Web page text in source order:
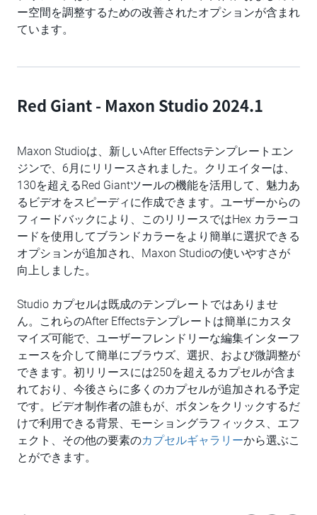
ー空間を調整するための改善されたオプションが含まれ
ています。
Red Giant - Maxon Studio 2024.1
Maxon Studioは、新しいAfter Effectsテンプレートエン
ジンで、6月にリリースされました。クリエイターは、
130を超えるRed Giantツールの機能を活用して、魅力あ
るビデオをスピーディに作成できます。ユーザーからの
フィードバックにより、このリリースではHex カラーコ
ードを使用してブランドカラーをより簡単に選択できる
オプションが追加され、Maxon Studioの使いやすさが
向上しました。
Studio カプセルは既成のテンプレートではありませ
ん。これらのAfter Effectsテンプレートは簡単にカスタ
マイズ可能で、ユーザーフレンドリーな編集インターフ
ェースを介して簡単にブラウズ、選択、および微調整が
できます。初リリースには250を超えるカプセルが含ま
れており、今後さらに多くのカプセルが追加される予定
です。ビデオ制作者の誰もが、ボタンをクリックするだ
けで利用できる背景、モーショングラフィックス、エフ
ェクト、その他の要素のカプセルギャラリーから選ぶこ
とができます。